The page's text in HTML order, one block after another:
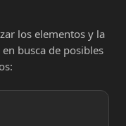
los elementos y la
busca de posibles